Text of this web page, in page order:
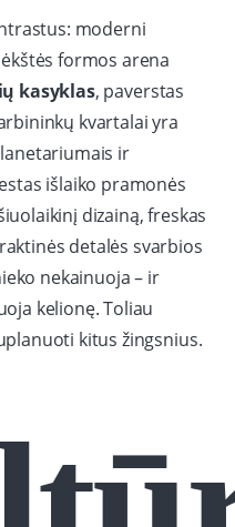
moderni
formos arena
kasyklas, paverstas
kvartalai yra
ir
išlaiko pramonės
dizainą, freskas
detalės svarbios
nekainuoja – ir
kelionę. Toliau
kitus žingsnius.